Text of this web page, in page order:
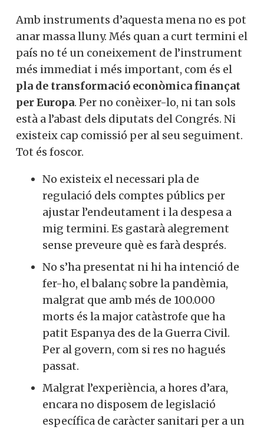
Amb instruments d’aquesta mena no es pot
anar massa lluny. Més quan a curt termini el
país no té un coneixement de l’instrument
més immediat i més important, com és el
pla de transformació econòmica finançat
per Europa. Per no conèixer-lo, ni tan sols
està a l’abast dels diputats del Congrés. Ni
existeix cap comissió per al seu seguiment.
Tot és foscor.
No existeix el necessari pla de
regulació dels comptes públics per
ajustar l’endeutament i la despesa a
mig termini. Es gastarà alegrement
sense preveure què es farà després.
No s’ha presentat ni hi ha intenció de
fer-ho, el balanç sobre la pandèmia,
malgrat que amb més de 100.000
morts és la major catàstrofe que ha
patit Espanya des de la Guerra Civil.
Per al govern, com si res no hagués
passat.
Malgrat l’experiència, a hores d’ara,
encara no disposem de legislació
específica de caràcter sanitari per a un